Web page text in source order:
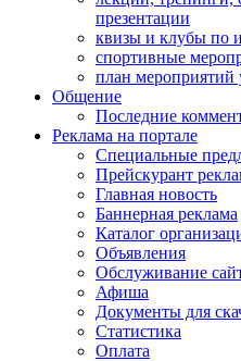
презентации
квизы и клубы по
спортивные
план мероприятий
Общение
Последние
Реклама на портале
Специальные
Прейскурант
Главная новость
Баннерная реклама
Каталог
Объявления
Обслуживание
Афиша
Документы для
Статистика
Оплата